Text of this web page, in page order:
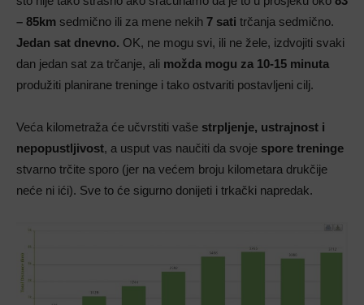
– 85km sedmično ili za mene nekih 7 sati trčanja sedmično.
Jedan sat dnevno. OK, ne mogu svi, ili ne žele, izdvojiti svaki
dan jedan sat za trčanje, ali možda mogu za 10-15 minuta
produžiti planirane treninge i tako ostvariti postavljeni cilj.
Veća kilometraža će učvrstiti vaše strpljenje, ustrajnost i
nepopustljivost, a usput vas naučiti da svoje spore treninge
stvarno trčite sporo (jer na većem broju kilometara drukčije
neće ni ići). Sve to će sigurno donijeti i trkački napredak.